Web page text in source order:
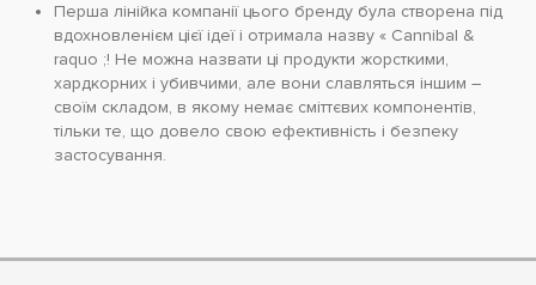
Перша лінійка компанії цього бренду була створена під
вдохновленієм цієї ідеї і отримала назву « Cannibal &
raquo ;! Не можна назвати ці продукти жорсткими,
хардкорних і убивчими, але вони славляться іншим –
своїм складом, в якому немає сміттєвих компонентів,
тільки те, що довело свою ефективність і безпеку
застосування.